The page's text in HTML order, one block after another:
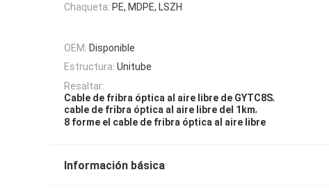
Chaqueta: PE, MDPE, LSZH
OEM: Disponible
Estructura: Unitube
Resaltar:
Cable de fribra óptica al aire libre de GYTC8S,
cable de fribra óptica al aire libre del 1km,
8 forme el cable de fribra óptica al aire libre
Información básica